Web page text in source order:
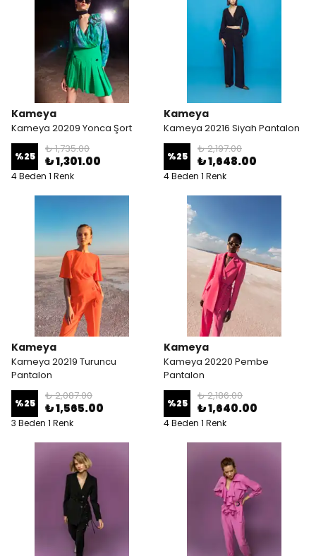
Kameya
Kameya 20209 Yonca Şort
%25
₺ 1,735.00
₺ 1,301.00
4 Beden 1 Renk
Kameya
Kameya 20216 Siyah Pantalon
%25
₺ 2,197.00
₺ 1,648.00
4 Beden 1 Renk
Kameya
Kameya 20219 Turuncu
Pantalon
%25
₺ 2,087.00
₺ 1,565.00
3 Beden 1 Renk
Kameya
Kameya 20220 Pembe
Pantalon
%25
₺ 2,186.00
₺ 1,640.00
4 Beden 1 Renk